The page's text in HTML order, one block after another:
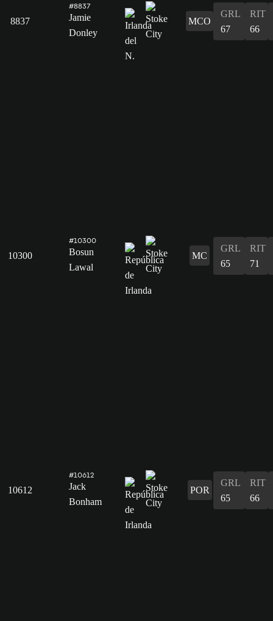
8837
#8837
Jamie
Donley
MCO
GRL
67
RIT
66
10300
#10300
Bosun
Lawal
MC
GRL
65
RIT
71
10612
#10612
Jack
Bonham
POR
GRL
65
RIT
66